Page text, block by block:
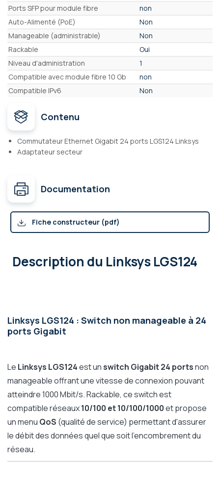
Ports SFP pour module fibre
non
Auto-Alimenté (PoE)
Non
Manageable (administrable)
Non
Rackable
Oui
Niveau d'administration
1
Compatible avec module fibre 10 Gb
non
Compatible IPv6
Non
Contenu
Commutateur Ethernet Gigabit 24 ports LGS124 Linksys
Adaptateur secteur
Documentation
Fiche constructeur (pdf)
Description du Linksys LGS124
Linksys LGS124 : Switch non manageable à 24
ports Gigabit
Le Linksys LGS124est unswitch Gigabit 24 portsnon
manageable offrant une vitesse de connexion pouvant
atteindre 1000 Mbit/s. Rackable, ce switch est
compatible réseaux10/100 et 10/100/1000etpropose
un menu QoS (qualité de service) permettant d'assurer
le débit des données quel que soit l'encombrement du
réseau.